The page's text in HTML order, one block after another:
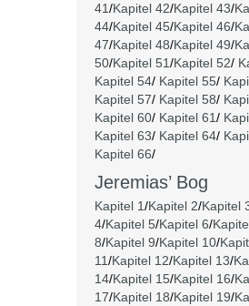
41/Kapitel 42/Kapitel 43/
44/Kapitel 45/Kapitel 46/
47/Kapitel 48/Kapitel 49/
50/Kapitel 51/Kapitel 52/
Kapitel 54/ Kapitel 55/
Kapitel 57/ Kapitel 58/
Kapitel 60/ Kapitel 61/
Kapitel 63/ Kapitel 64/
Kapitel 66/
Jeremias’ Bog
Kapitel 1/Kapitel 2/Kapitel
4/Kapitel 5/Kapitel 6/
8/Kapitel 9/Kapitel 10/
11/Kapitel 12/Kapitel 13/
14/Kapitel 15/Kapitel 16/
17/Kapitel 18/Kapitel 19/